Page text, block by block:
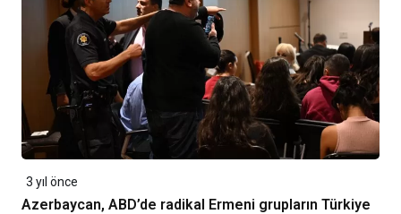
3 yıl önce
Azerbaycan, ABD’de radikal Ermeni grupların Türkiye